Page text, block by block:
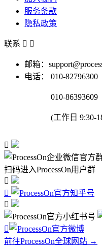
服务条款
隐私政策
联系  
邮箱：
电话：
010-82796300
010-86393609
(工作日 9:30-

扫码进入ProcessOn用户群




前往ProcessOn全球网站 →